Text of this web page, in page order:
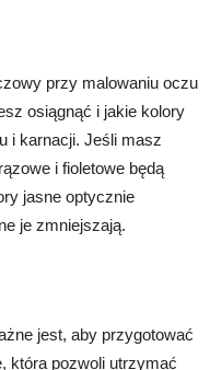
przy malowaniu oczu
osiągnąć i jakie kolory
i karnacji. Jeśli masz
i fioletowe będą
jasne optycznie
je zmniejszają.
jest, aby przygotować
która pozwoli utrzymać